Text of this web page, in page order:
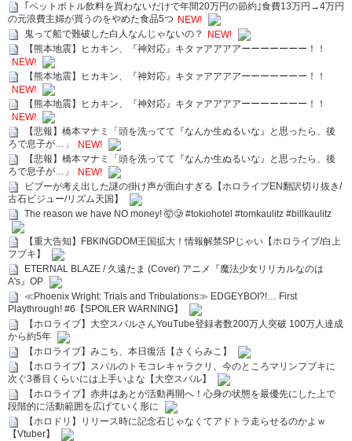
｢ペットボトル飲料を買わないだけで年間20万円の節約｣食費13万円→4万円
の元浪費主婦が買うのをやめた食品5つ NEW!
鬼って船で難破した白人なんじゃないの？
NEW!
【熊本地震】ヒカキン、『神対応』キタァアアアアーーーーーーー！！
NEW!
【熊本地震】ヒカキン、『神対応』キタァアアアアーーーーーーー！！
NEW!
【熊本地震】ヒカキン、『神対応』キタァアアアアーーーーーーー！！
NEW!
【悲報】橋本マナミ「頭を洗ってて『なんか生ぬるいな』と思ったら、後
ろで息子が…」
NEW!
【悲報】橋本マナミ「頭を洗ってて『なんか生ぬるいな』と思ったら、後
ろで息子が…」
NEW!
ビブーが考え出した謎の掛け声が面白すぎる【ホロライブEN翻訳切り抜き/
古石ビジュー/リズム天国】
The reason we have NO money! 🤯🥲 #tokiohotel #tomkaulitz #billkaulitz
【重大告知】FBKINGDOM王国拡大！情報解禁SPじゃい【ホロライブ/白上
フブキ】
ETERNAL BLAZE / 久遠たま (Cover) アニメ『魔法少女リリカルなのは
A's』OP
≪Phoenix Wright: Trials and Tribulations≫ EDGEYBOI?!… First
Playthrough! #6【SPOILER WARNING】
【ホロライブ】大空スバルさんYouTube登録者数200万人突破 100万人達成
から約5年
【ホロライブ】みこち、本日復活【さくらみこ】
【ホロライブ】スバルのトモコレキャラクリ、今のところマリンフブキに
次ぐ3番目くらいには上手いよな【大空スバル】
【ホロライブ】赤井はあとが活動再開へ！心身の状態を最優先にした上で
段階的に活動範囲を広げていく形に
【ホロドリ】リリース時に記念石じゃなくてアドトラ走らせるのかよｗ
【Vtuber】